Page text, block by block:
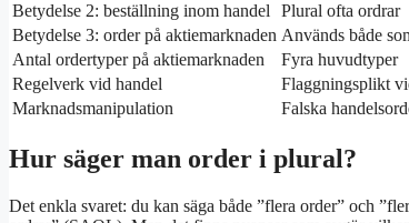
Betydelse 2: beställning inom handel
Plural ofta ordrar
Betydelse 3: order på aktiemarknaden Används både
Antal ordertyper på aktiemarknaden
Fyra huvudtyper
Regelverk vid handel
Flaggningsplikt
Marknadsmanipulation
Falska
Hur säger man order i plural?
Det enkla svaret: du kan säga både ”flera order” och